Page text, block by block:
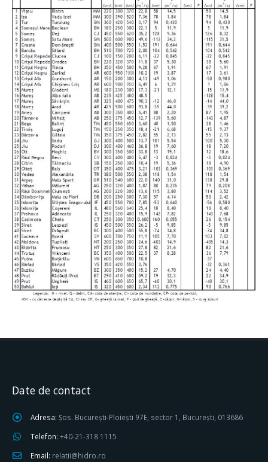
Date de contact
Adresa: Șos. București-Ploiești 97E, sector 1, București, 013686
Telefon: +40-21-318 1115
Email: relatii@hidro.ro